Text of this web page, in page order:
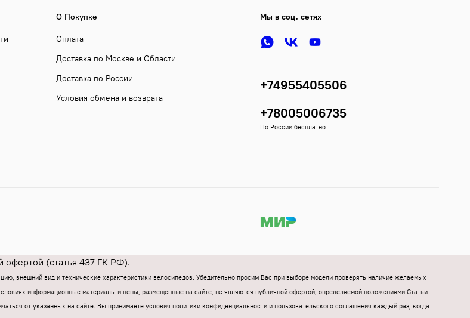
О Покупке
Оплата
Доставка по Москве и Области
Доставка по России
Условия обмена и возврата
Мы в соц. сетях
+74955405506
+78005006735
По России бесплатно
(статья 437 ГК РФ).
внешний вид и технические характеристики велосипедов. Убедительно просим Вас при выборе модели проверять наличие желаемых
информационные материалы и цены, размещенные на сайте, не являются публичной офертой, определяемой положениями Статьи
от указанных на сайте. Вы принимаете условия политики конфиденциальности и пользовательского соглашения каждый раз, когда